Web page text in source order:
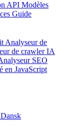
API Modèles
Guide
Analyseur de
de crawler IA
SEO
en JavaScript
Dansk